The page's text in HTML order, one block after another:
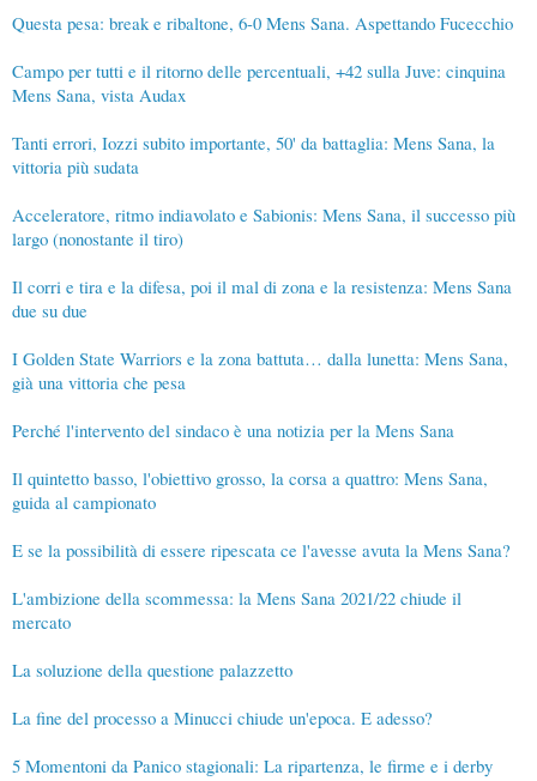
Questa pesa: break e ribaltone, 6-0 Mens Sana. Aspettando Fucecchio
Campo per tutti e il ritorno delle percentuali, +42 sulla Juve: cinquina
Mens Sana, vista Audax
Tanti errori, Iozzi subito importante, 50' da battaglia: Mens Sana, la
vittoria più sudata
Acceleratore, ritmo indiavolato e Sabionis: Mens Sana, il successo più
largo (nonostante il tiro)
Il corri e tira e la difesa, poi il mal di zona e la resistenza: Mens Sana
due su due
I Golden State Warriors e la zona battuta… dalla lunetta: Mens Sana,
già una vittoria che pesa
Perché l'intervento del sindaco è una notizia per la Mens Sana
Il quintetto basso, l'obiettivo grosso, la corsa a quattro: Mens Sana,
guida al campionato
E se la possibilità di essere ripescata ce l'avesse avuta la Mens Sana?
L'ambizione della scommessa: la Mens Sana 2021/22 chiude il
mercato
La soluzione della questione palazzetto
La fine del processo a Minucci chiude un'epoca. E adesso?
5 Momentoni da Panico stagionali: La ripartenza, le firme e i derby